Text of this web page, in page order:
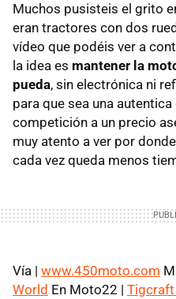
Muchos pusisteis el grito
eran tractores con dos
vídeo que podéis ver a
la idea es mantener la
pueda, sin electrónica ni
para que sea una
competición a un precio
muy atento a ver por
cada vez queda menos
Vía | www.450moto.com
World En Moto22 | Tigcraft